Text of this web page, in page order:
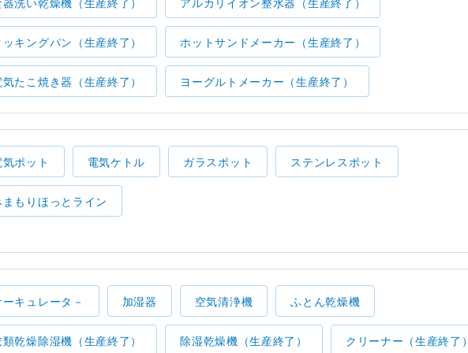
器洗い乾燥機（生産終了） アルカリイオン整水器（生産終了）
ッキングパン（生産終了） ホットサンドメーカー（生産終了）
気たこ焼き器（生産終了） ヨーグルトメーカー（生産終了）
気ポット 電気ケトル ガラスポット ステンレスポット
まもりほっとライン
ーキュレータ－ 加湿器 空気清浄機 ふとん乾燥機
類乾燥除湿機（生産終了） 除湿乾燥機（生産終了） クリーナー（生産終了）